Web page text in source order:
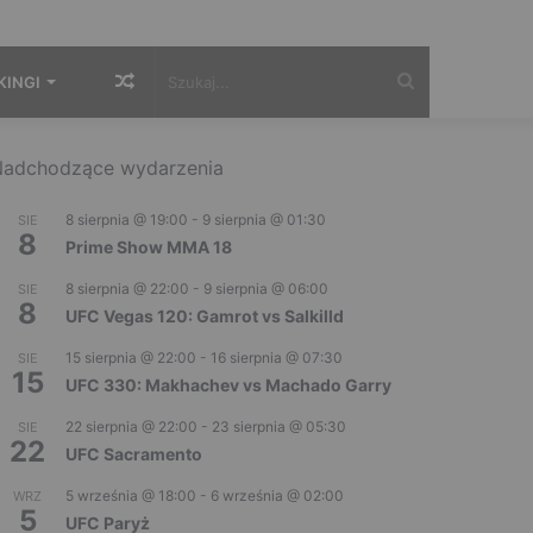
Losowy
wydarzenia
SIE
8
8 sierpnia @ 19:00 - 9 sierpnia @ 01:30
Prime Show MMA 18
SIE
8
8 sierpnia @ 22:00 - 9 sierpnia @ 06:00
UFC Vegas 120: Gamrot vs Salkilld
SIE
15
15 sierpnia @ 22:00 - 16 sierpnia @ 07:30
UFC 330: Makhachev vs Machado Garry
SIE
22
22 sierpnia @ 22:00 - 23 sierpnia @ 05:30
UFC Sacramento
WRZ
5
5 września @ 18:00 - 6 września @ 02:00
UFC Paryż